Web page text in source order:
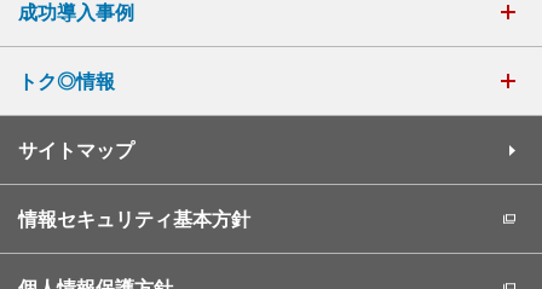
成功導入事例
トク◎情報
サイトマップ
情報セキュリティ基本方針